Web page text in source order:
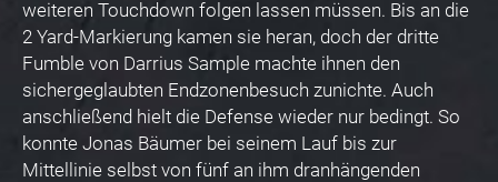
weiteren Touchdown folgen lassen müssen. Bis an die
2 Yard-Markierung kamen sie heran, doch der dritte
Fumble von Darrius Sample machte ihnen den
sichergeglaubten Endzonenbesuch zunichte. Auch
anschließend hielt die Defense wieder nur bedingt. So
konnte Jonas Bäumer bei seinem Lauf bis zur
Mittellinie selbst von fünf an ihm dranhängenden